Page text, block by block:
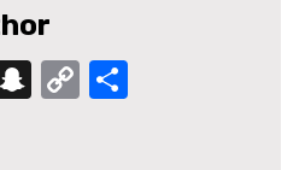
Telegram
Snapchat
Copy